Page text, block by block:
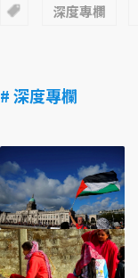
深度專欄
# 深度專欄